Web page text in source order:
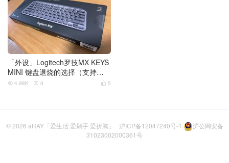
「外设」Logitech罗技MX KEYS
MINI 键盘退烧的选择（支持蓝
牙/USB Bolt双模）
 5
 4.98K  0
© 2026 aRAY「爱生活.爱剁手.爱折腾」 沪ICP备12047240号-1
沪公网安备
31023002000361号